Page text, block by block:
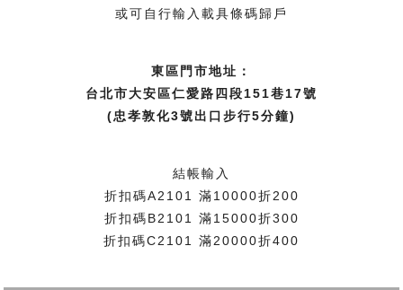
或可自行輸入載具條碼歸戶
東區門市地址：
台北市大安區仁愛路四段151巷17號
(忠孝敦化3號出口步行5分鐘)
結帳輸入
折扣碼A2101 滿10000折200
折扣碼B2101 滿15000折300
折扣碼C2101 滿20000折400